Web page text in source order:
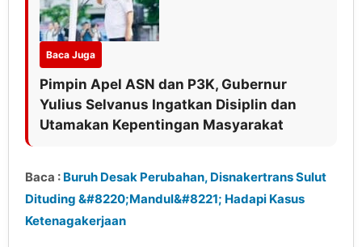
Baca Juga
Pimpin Apel ASN dan P3K, Gubernur
Yulius Selvanus Ingatkan Disiplin dan
Utamakan Kepentingan Masyarakat
Baca : Buruh Desak Perubahan, Disnakertrans Sulut
Dituding &#8220;Mandul&#8221; Hadapi Kasus
Ketenagakerjaan